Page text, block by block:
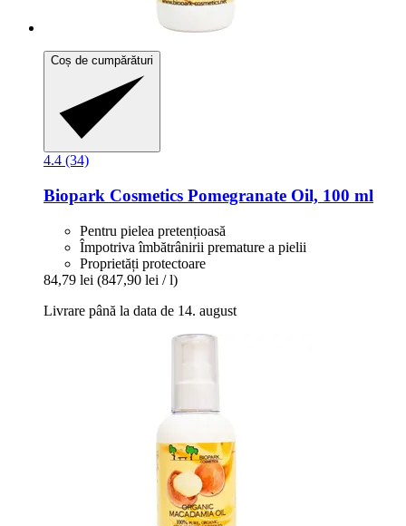
Coș de cumpărături
4.4 (34)
Biopark Cosmetics Pomegranate Oil, 100 ml
Pentru pielea pretențioasă
Împotriva îmbătrânirii premature a pielii
Proprietăți protectoare
84,79 lei (847,90 lei / l)
Livrare până la data de 14. august